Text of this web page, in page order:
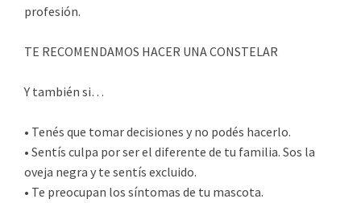
profesión.
TE RECOMENDAMOS HACER UNA CONSTELAR
Y también si…
• Tenés que tomar decisiones y no podés hacerlo.
• Sentís culpa por ser el diferente de tu familia. Sos la
oveja negra y te sentís excluido.
• Te preocupan los síntomas de tu mascota.